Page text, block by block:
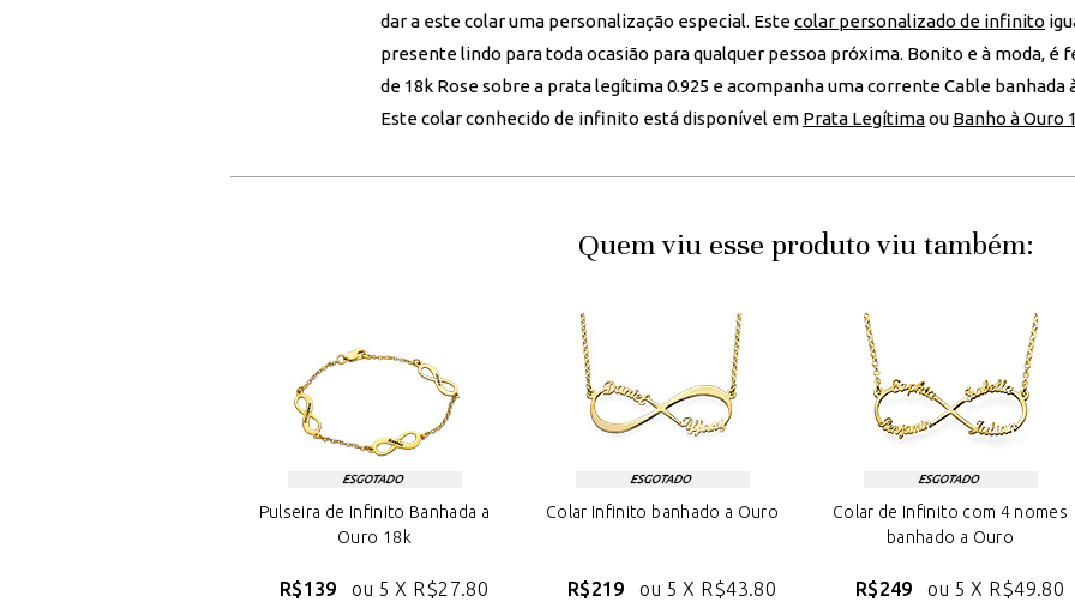
dar a este colar uma personalização especial. Estecolar personalizado de infinito
presente lindo para toda ocasião para qualquer pessoa próxima. Bonito e à moda, é
de 18k Rose sobre a prata legítima 0.925 e acompanha uma corrente Cable banhada
Este colar conhecido de infinito está disponível em Prata Legítimaou Banho à Ouro
Quem viu esse produto viu também:
Pulseira de Infinito Banhada a
Ouro 18k
R$139 ou 5 X R$27.80
Colar Infinito banhado a Ouro
R$219 ou 5 X R$43.80
Colar de Infinito com 4 nomes
banhado a Ouro
R$249 ou 5 X R$49.80